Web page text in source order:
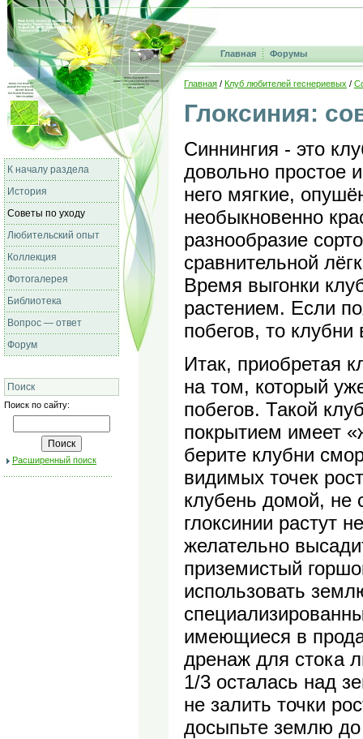
Главная Форумы
К началу раздела
История
Советы по уходу
Любительский опыт
Коллекция
Фотогалерея
Библиотека
Вопрос — ответ
Форум
Поиск
Поиск по сайту:
Расширенный поиск
Главная / Клуб любителей геснериевых /
Глоксиния:
Синнингия - это
довольно простое
него мягкие,
необыкновенно
разнообразие
сравнительной
Время выгонки
растением. Если
побегов, то
Итак, приобретая
на том, который
побегов. Такой
покрытием имеет
берите клубни
видимых точек
клубень домой, не
глоксинии растут
желательно
приземистый
использовать
имеющиеся в
дренаж для стока
1/3 осталась над
не залить точки
досыпьте землю